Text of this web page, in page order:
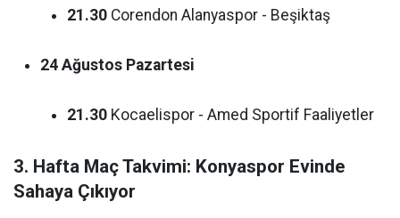
21.30 Corendon Alanyaspor - Beşiktaş
24 Ağustos Pazartesi
21.30 Kocaelispor - Amed Sportif Faaliyetler
3. Hafta Maç Takvimi: Konyaspor Evinde
Sahaya Çıkıyor